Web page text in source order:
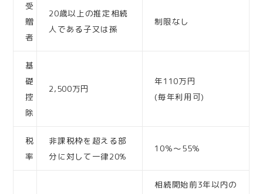
受
贈
者
20歳以上の推定相続
人である子又は孫
制限なし
基
礎
控
除
2,500万円
年110万円
(毎年利用可)
税
率
非課税枠を超える部
分に対して一律20%
10％～55％
相続開始前3年以内の